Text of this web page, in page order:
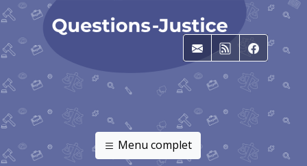
E-mailRSS
Menu complet